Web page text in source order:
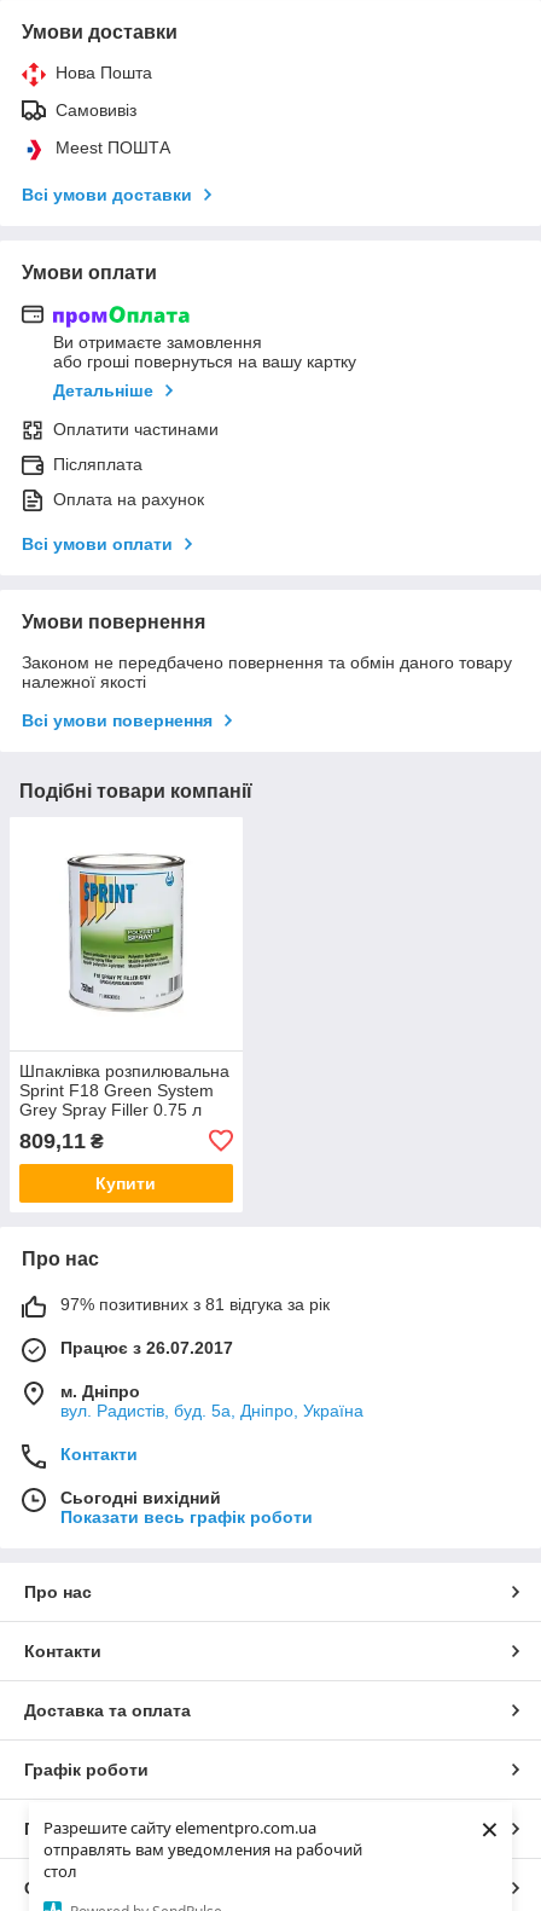
Разрешите сайту elementpro.com.ua
отправлять вам уведомления на рабочий
стол
×
Умови доставки
Нова Пошта
Самовивіз
Meest ПОШТА
Всі умови доставки
Умови оплати
Ви отримаєте замовлення
або гроші повернуться на вашу картку
Детальніше
Оплатити частинами
Післяплата
Оплата на рахунок
Всі умови оплати
Умови повернення
Законом не передбачено повернення та обмін даного товару
належної якості
Всі умови повернення
Подібні товари компанії
Шпаклівка розпилювальна
Sprint F18 Green System
Grey Spray Filler 0.75 л
809,11 ₴
Купити
Про нас
97% позитивних з 81 відгука за рік
Працює з 26.07.2017
м. Дніпро
вул. Радистів, буд. 5а, Дніпро, Україна
Контакти
Сьогодні вихідний
Показати весь графік роботи
Про нас
Контакти
Доставка та оплата
Графік роботи
Повна версія сайту
Сайт створено на маркетплейсі